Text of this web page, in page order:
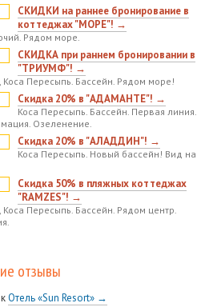
СКИДКИ на раннее бронирование в
коттеджах "МОРЕ"! →
Рядом море.
СКИДКА при раннем бронировании в
"ТРИУМФ"! →
Коса Пересыпь. Бассейн. Рядом море!
Скидка 20% в "АДАМАНТЕ"! →
Коса Пересыпь. Бассейн. Первая линия.
Озеленение.
Скидка 20% в "АЛАДДИН"! →
Коса Пересыпь. Новый бассейн! Вид на
Скидка 50% в пляжных коттеджах
"RAMZES"! →
Коса Пересыпь. Бассейн. Рядом центр.
отзывы
кОтель «Sun Resort» →